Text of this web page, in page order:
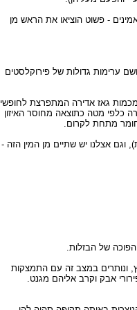
- פשוט הוציאו את הראש מן
ערימות גדולות של פירוקלסטים
גאז אדירה המתפרצת לחופשי
כלפי מטה כתוצאה מחוסר האיזון
מתחת לקרום.
אצלנו יש שתיים מן המין הזה -
של הבזלות.
ונותרים במצב זה עם התמצקות
אבק וקרב אליהם מגנט.